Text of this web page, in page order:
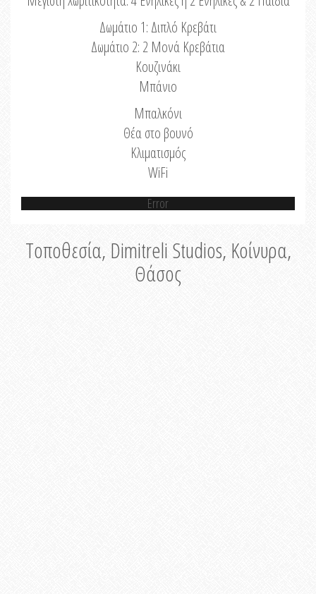
Δωμάτιο 1: Διπλό Κρεβάτι
Δωμάτιο 2: 2 Μονά Κρεβάτια
Κουζινάκι
Μπάνιο
Μπαλκόνι
Θέα στο βουνό
Κλιματισμός
WiFi
Error
Τοποθεσία, Dimitreli Studios, Κοίνυρα,
Θάσος